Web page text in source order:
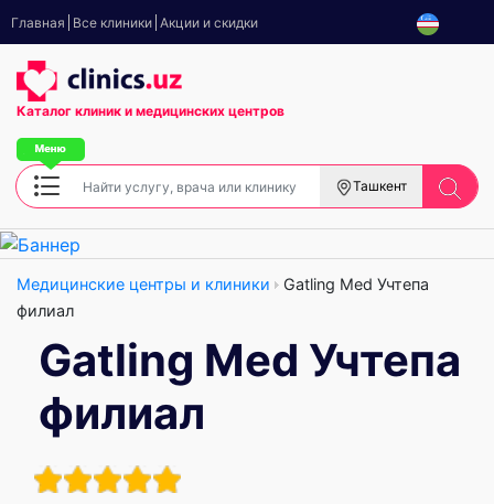
Главная Все клиники Акции и скидки
Каталог клиник и медицинских центров
Ташкент
Медицинские центры и клиники
Gatling Med Учтепа
филиал
Gatling Med Учтепа
филиал